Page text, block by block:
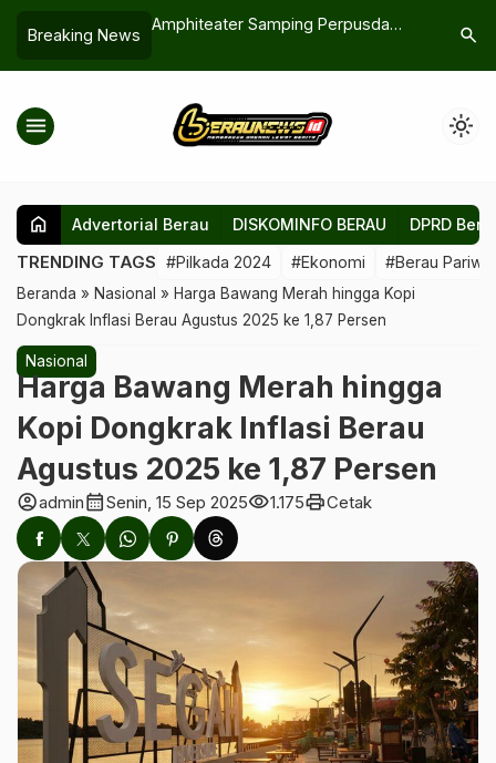
Breaking News
dan Agus
Amphiteater Samping Perpusda
Segera Difungsikan untuk Edukasi
Anak dan Kegiatan Masyarakat
IPM
Tapi
search
menu light_mode
home Advertorial Berau DISKOMINFO BERAU DPRD
TRENDING TAGS #Pilkada 2024 #Ekonomi #Berau
Beranda » Nasional » Harga Bawang Merah hingga Kopi
Dongkrak Inflasi Berau Agustus 2025 ke 1,87 Persen
Nasional
Harga Bawang Merah hingga
Kopi Dongkrak Inflasi Berau
Agustus 2025 ke 1,87 Persen
account_circleadmincalendar_monthSenin, 15 Sep 2025visibility1.175printCetak